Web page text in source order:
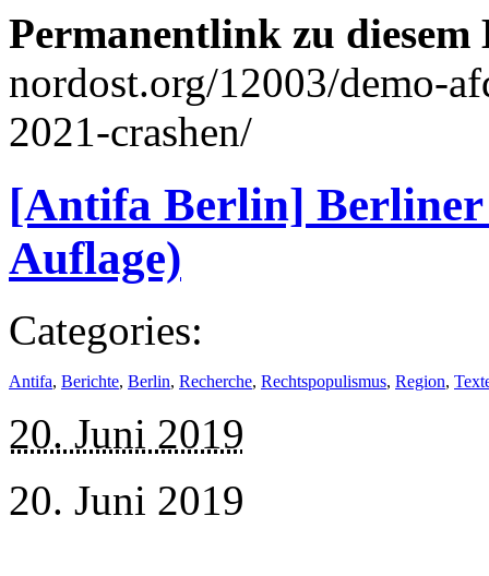
Permanentlink zu
nordost.org/12003/demo-
2021-crashen/
[Antifa Berlin] Berliner
Auflage)
Categories:
Antifa, Berichte, Berlin, Recherche, Rechtspopulismus, Region,
20. Juni 2019
20. Juni 2019